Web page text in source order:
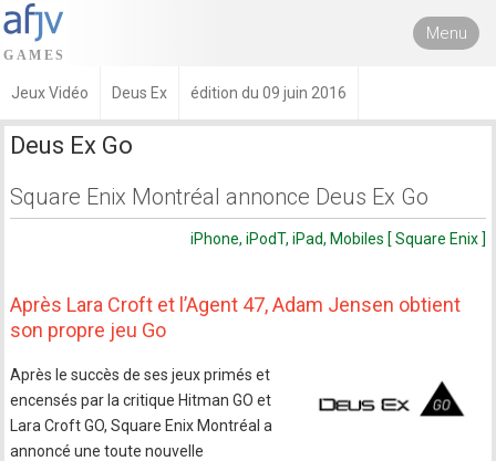
Menu
Jeux Vidéo Deus Ex édition du 09 juin 2016
Deus Ex Go
Square Enix Montréal annonce Deus Ex Go
iPhone, iPodT, iPad, Mobiles [ Square Enix ]
Après Lara Croft et l’Agent 47, Adam Jensen obtient
son propre jeu Go
Après le succès de ses jeux primés et
encensés par la critique Hitman GO et
Lara Croft GO, Square Enix Montréal a
annoncé une toute nouvelle